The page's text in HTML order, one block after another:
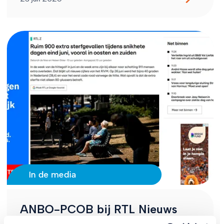
In de media
ANBO-PCOB bij RTL Nieuws